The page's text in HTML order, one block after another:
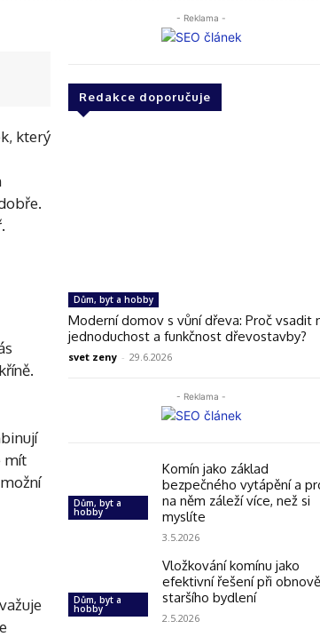
který
mít
- Reklama -
Redakce doporučuje
Dům, byt a hobby
Moderní domov s vůní dřeva: Proč vsadit
jednoduchost a funkčnost dřevostavby?
svet zeny - 29.6.2026
- Reklama -
Dům, byt a
hobby
Komín jako základ
bezpečného vytápění a
na něm záleží více, než si
myslíte
3.5.2026
Dům, byt a
hobby
Vložkování komínu jako
efektivní řešení při obnově
staršího bydlení
2.5.2026